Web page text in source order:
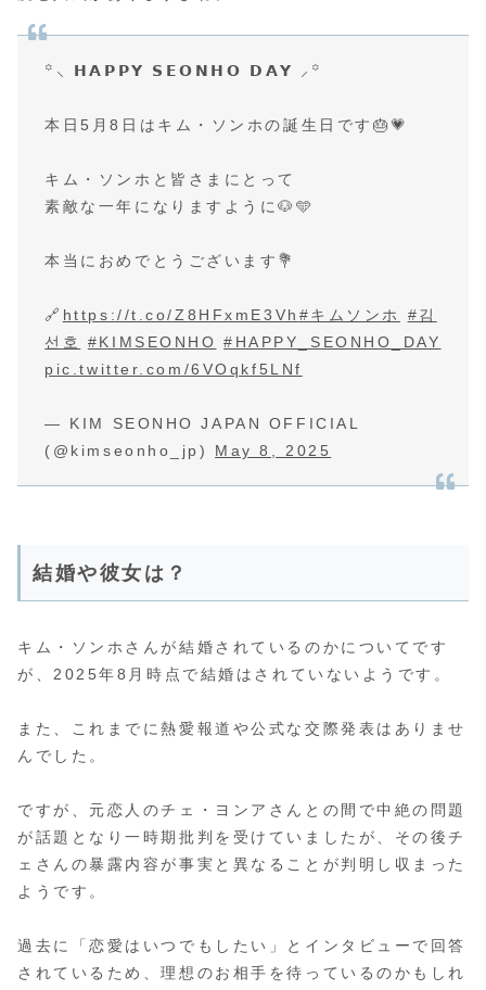
꙳⸜ 𝗛𝗔𝗣𝗣𝗬 𝗦𝗘𝗢𝗡𝗛𝗢 𝗗𝗔𝗬 ⸝꙳
本日5月8日はキム・ソンホの誕生日です🎂💗
キム・ソンホと皆さまにとって
素敵な一年になりますように🐶🩵
本当におめでとうございます💐
🔗 https://t.co/Z8HFxmE3Vh #キムソンホ
#김
선호
#KIMSEONHO #HAPPY_SEONHO_DAY
pic.twitter.com/6VOqkf5LNf
— KIM SEONHO JAPAN OFFICIAL
(@kimseonho_jp) May 8, 2025
結婚や彼女は？
キム・ソンホさんが結婚されているのかについてです
が、2025年8月時点で結婚はされていないようです。
また、これまでに熱愛報道や公式な交際発表はありませ
んでした。
ですが、元恋人のチェ・ヨンアさんとの間で中絶の問題
が話題となり一時期批判を受けていましたが、その後チ
ェさんの暴露内容が事実と異なることが判明し収まった
ようです。
過去に「恋愛はいつでもしたい」とインタビューで回答
されているため、理想のお相手を待っているのかもしれ